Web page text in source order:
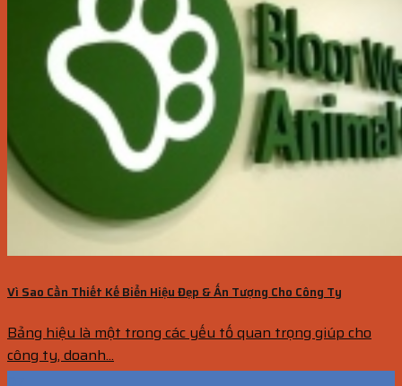
Vì Sao Cần Thiết Kế Biển Hiệu Đẹp & Ấn Tượng Cho Công Ty
Bảng hiệu là một trong các yếu tố quan trọng giúp cho
công ty, doanh...